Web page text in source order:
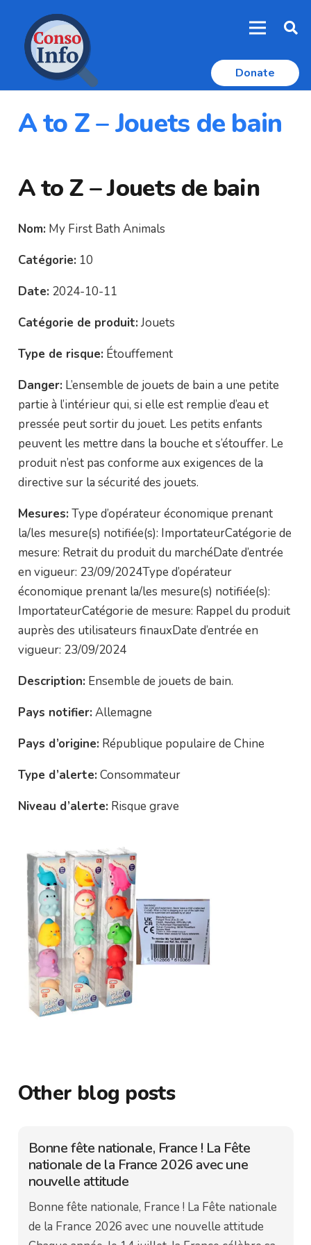
Donate
A to Z – Jouets de bain
A to Z – Jouets de bain
Nom: My First Bath Animals
Catégorie: 10
Date: 2024-10-11
Catégorie de produit: Jouets
Type de risque: Étouffement
Danger: L’ensemble de jouets de bain a une petite
partie à l’intérieur qui, si elle est remplie d’eau et
pressée peut sortir du jouet. Les petits enfants
peuvent les mettre dans la bouche et s’étouffer. Le
produit n’est pas conforme aux exigences de la
directive sur la sécurité des jouets.
Mesures: Type d’opérateur économique prenant
la/les mesure(s) notifiée(s): ImportateurCatégorie de
mesure: Retrait du produit du marchéDate d’entrée
en vigueur: 23/09/2024Type d’opérateur
économique prenant la/les mesure(s) notifiée(s):
ImportateurCatégorie de mesure: Rappel du produit
auprès des utilisateurs finauxDate d’entrée en
vigueur: 23/09/2024
Description: Ensemble de jouets de bain.
Pays notifier: Allemagne
Pays d’origine: République populaire de Chine
Type d’alerte: Consommateur
Niveau d’alerte: Risque grave
Other blog posts
Bonne fête nationale, France ! La Fête
nationale de la France 2026 avec une
nouvelle attitude
Bonne fête nationale, France ! La Fête nationale
de la France 2026 avec une nouvelle attitude